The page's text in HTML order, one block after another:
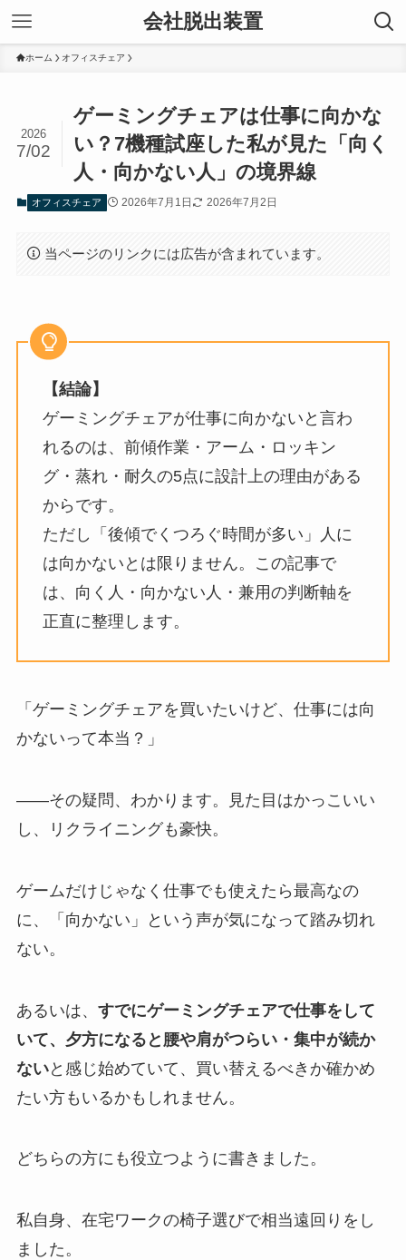
会社脱出装置
ホーム オフィスチェア
ゲーミングチェアは仕事に向かな
い？7機種試座した私が見た「向く
人・向かない人」の境界線
2026
7/02
オフィスチェア 2026年7月1日 2026年7月2日
当ページのリンクには広告が含まれています。
【結論】
ゲーミングチェアが仕事に向かないと言わ
れるのは、前傾作業・アーム・ロッキン
グ・蒸れ・耐久の5点に設計上の理由がある
からです。
ただし「後傾でくつろぐ時間が多い」人に
は向かないとは限りません。この記事で
は、向く人・向かない人・兼用の判断軸を
正直に整理します。
「ゲーミングチェアを買いたいけど、仕事には向
かないって本当？」
——その疑問、わかります。見た目はかっこいい
し、リクライニングも豪快。
ゲームだけじゃなく仕事でも使えたら最高なの
に、「向かない」という声が気になって踏み切れ
ない。
あるいは、 すでにゲーミングチェアで仕事をして
いて、夕方になると腰や肩がつらい・集中が続か
ないと感じ始めていて、買い替えるべきか確かめ
たい方もいるかもしれません。
どちらの方にも役立つように書きました。
私自身、在宅ワークの椅子選びで相当遠回りをし
ました。